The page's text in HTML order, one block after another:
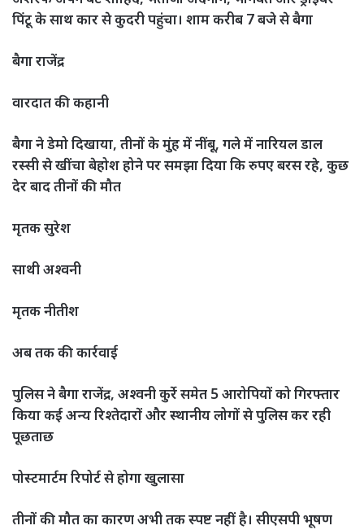
पिंटू के साथ कार से कुदरी पहुंचा। शाम करीब 7 बजे से बैगा
बैगा राजेंद्र
वारदात की कहानी
बैगा ने डेमो दिखाया, तीनों के मुंह में नींबू, गले में नारियल डाल
रस्सी से खींचा बेहोश होने पर समझा दिया कि रुपए बरस रहे, कुछ
देर बाद तीनों की मौत
मृतक सुरेश
साथी अश्वनी
मृतक नीतीश
अब तक की कार्रवाई
पुलिस ने बैगा राजेंद्र, अश्वनी कुर्रे समेत 5 आरोपियों को गिरफ्तार
किया कई अन्य रिश्तेदारों और स्थानीय लोगों से पुलिस कर रही
पूछताछ
पोस्टमार्टम रिपोर्ट से होगा खुलासा
तीनों की मौत का कारण अभी तक स्पष्ट नहीं है। सीएसपी भूषण